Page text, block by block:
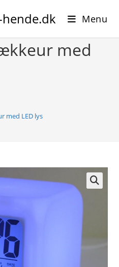
Menu
med
med LED lys